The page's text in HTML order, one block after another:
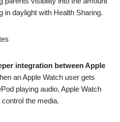
in daylight with Health Sharing.
integration between Apple
an Apple Watch user gets
playing audio, Apple Watch
the media.